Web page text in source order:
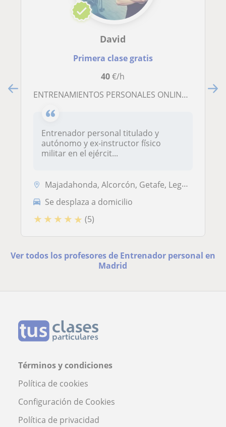
David
Primera clase gratis
40€/h
ENTRENAMIENTOS PERSONALES ONLINE O PRESENCIAL
Entrenador personal titulado y
autónomo y ex-instructor físico
militar en el ejércit...
Majadahonda, Alcorcón, Getafe, Leganés, Madrid (Ciudad)
Se desplaza a domicilio
★ ★ ★ ★ ★ (5)
Ver todos los profesores de Entrenador personal en
Madrid
Términos y condiciones
Política de cookies
Configuración de Cookies
Política de privacidad